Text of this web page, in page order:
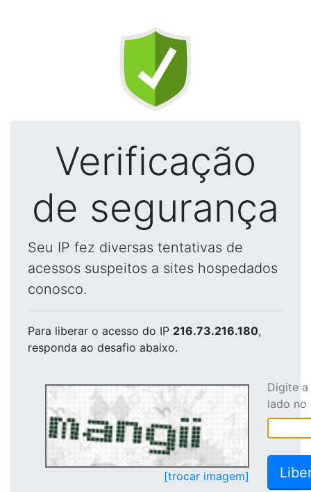
Verificação
de segurança
Seu IP fez diversas tentativas de
acessos suspeitos a sites hospedados
conosco.
Para liberar o acesso do IP 216.73.216.180,
responda ao desafio abaixo.
[trocar imagem]
Digite
lado no